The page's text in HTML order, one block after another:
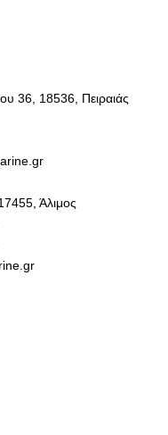
36, 18536, Πειραιάς
Άλιμος